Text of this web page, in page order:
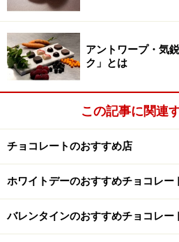
創業の地にあるブッサン・ラシェ
トリーショップ
実際にこの街を訪れると、想像
がる大自然。人の代わりに「鹿
ますよ」と教えていただき、
鹿以外のたくさんの動物がいそう
が美しい場所です。
アントワープ・気
ク」とは
この記事に関連
チョコレートのおすすめ店
ホワイトデーのおすすめチョコレー
バレンタインのおすすめチョコレー